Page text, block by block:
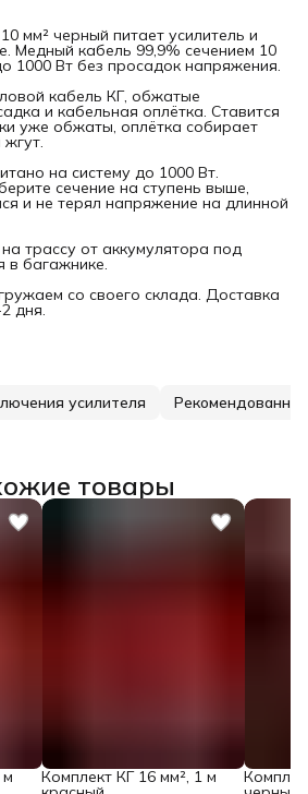
мм² черный питает усилитель и
Медный кабель 99,9% сечением 10
1000 Вт без просадок напряжения.
кабель КГ, обжатые
и кабельная оплётка. Ставится
уже обжаты, оплётка собирает
на систему до 1000 Вт.
сечение на ступень выше,
и не терял напряжение на длинной
трассу от аккумулятора под
в багажнике.
со своего склада. Доставка
дня.
усилителя
товары
м Комплект КГ 16 мм², 1 м